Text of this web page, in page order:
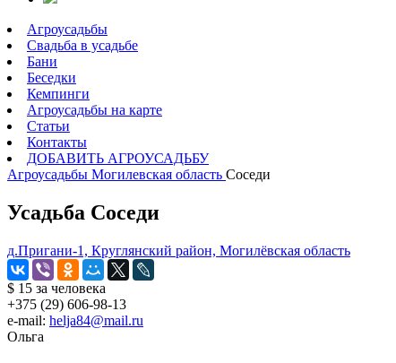
Агроусадьбы
Свадьба в усадьбе
Бани
Беседки
Кемпинги
Агроусадьбы на карте
Статьи
Контакты
ДОБАВИТЬ АГРОУСАДЬБУ
Агроусадьбы Могилевская область Соседи
Усадьба Соседи
д.Пригани-1, Круглянский район, Могилёвская область
$ 15 за человека
+375 (29) 606-98-13
e-mail: helja84@mail.ru
Ольга